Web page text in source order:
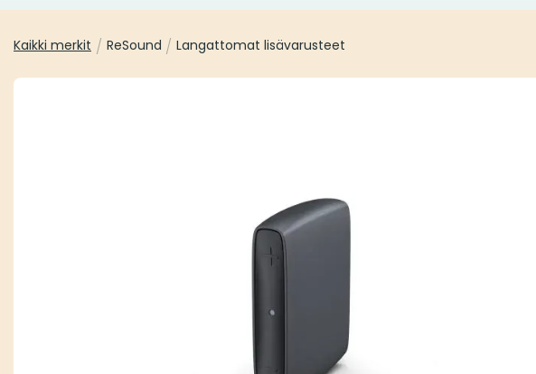
Kaikki merkit / ReSound / Langattomat lisävarusteet